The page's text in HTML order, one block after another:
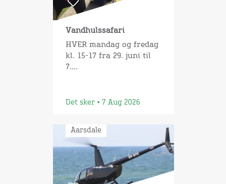
Vandhulssafari
HVER mandag og fredag
kl. 15-17 fra 29. juni til
7....
Det sker • 7 Aug 2026
Aarsdale